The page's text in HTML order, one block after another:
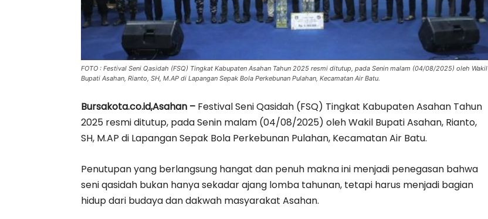
FOTO : Festival Seni Qasidah (FSQ) Tingkat Kabupaten Asahan Tahun 2025 resmi ditutup, pada Senin malam (04/08/2025) oleh Wakil
Bupati Asahan, Rianto, SH, M.AP di Lapangan Sepak Bola Perkebunan Pulahan, Kecamatan Air Batu.
Bursakota.co.id,Asahan – Festival Seni Qasidah (FSQ) Tingkat Kabupaten Asahan Tahun
2025 resmi ditutup, pada Senin malam (04/08/2025) oleh Wakil Bupati Asahan, Rianto,
SH, M.AP di Lapangan Sepak Bola Perkebunan Pulahan, Kecamatan Air Batu.
Penutupan yang berlangsung hangat dan penuh makna ini menjadi penegasan bahwa
seni qasidah bukan hanya sekadar ajang lomba tahunan, tetapi harus menjadi bagian
hidup dari budaya dan dakwah masyarakat Asahan.